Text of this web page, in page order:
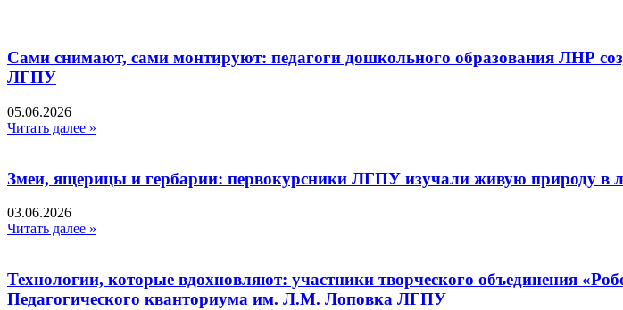
Сами снимают, сами монтируют: педагоги дошкольного образования ЛНР
ЛГПУ​
05.06.2026
Читать далее »
Змеи, ящерицы и гербарии: первокурсники ЛГПУ изучали живую природу в
03.06.2026
Читать далее »
Технологии, которые вдохновляют: участники творческого объединения
Педагогического кванториума им. Л.М. Лоповка ЛГПУ